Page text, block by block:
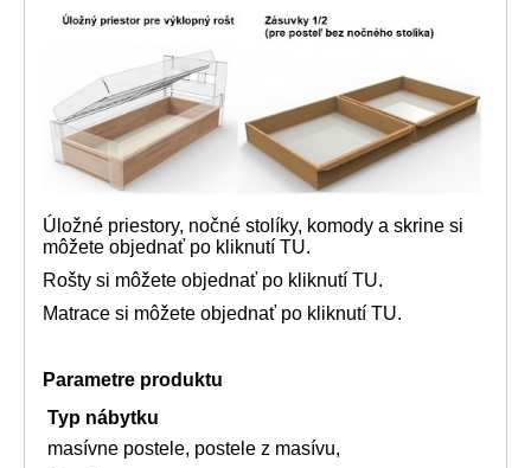
Úložné priestory, nočné stolíky, komody a skrine si
môžete objednať po kliknutí TU.
Rošty si môžete objednať po kliknutí TU.
Matrace si môžete objednať po kliknutí TU.
Parametre produktu
Typ nábytku
masívne postele, postele z masívu,